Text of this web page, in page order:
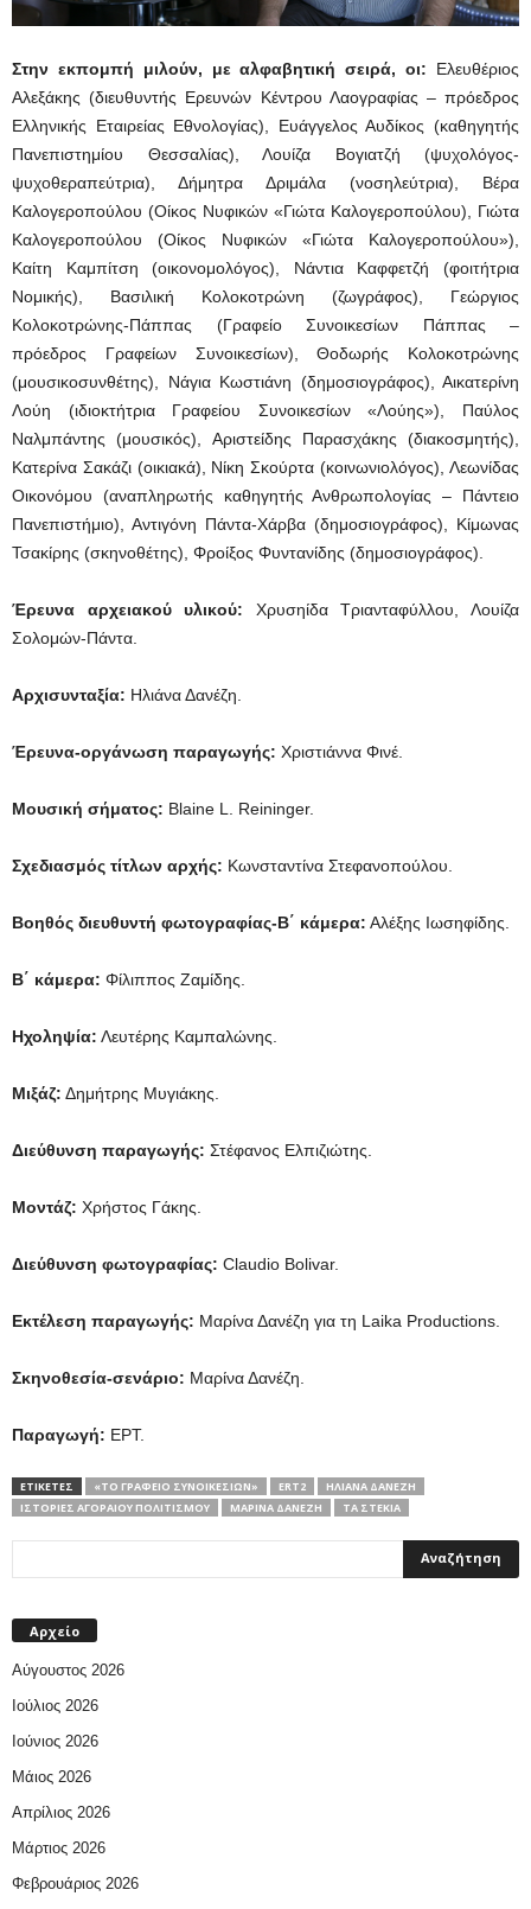
Στην εκπομπή μιλούν, με αλφαβητική σειρά, οι: Ελευθέριος
Αλεξάκης (διευθυντής Ερευνών Κέντρου Λαογραφίας – πρόεδρος
Ελληνικής Εταιρείας Εθνολογίας), Ευάγγελος Αυδίκος (καθηγητής
Πανεπιστημίου Θεσσαλίας), Λουίζα Βογιατζή (ψυχολόγος-
ψυχοθεραπεύτρια), Δήμητρα Δριμάλα (νοσηλεύτρια), Βέρα
Καλογεροπούλου (Οίκος Νυφικών «Γιώτα Καλογεροπούλου), Γιώτα
Καλογεροπούλου (Οίκος Νυφικών «Γιώτα Καλογεροπούλου»),
Καίτη Καμπίτση (οικονομολόγος), Νάντια Καφφετζή (φοιτήτρια
Νομικής), Βασιλική Κολοκοτρώνη (ζωγράφος), Γεώργιος
Κολοκοτρώνης-Πάππας (Γραφείο Συνοικεσίων Πάππας –
πρόεδρος Γραφείων Συνοικεσίων), Θοδωρής Κολοκοτρώνης
(μουσικοσυνθέτης), Νάγια Κωστιάνη (δημοσιογράφος), Αικατερίνη
Λούη (ιδιοκτήτρια Γραφείου Συνοικεσίων «Λούης»), Παύλος
Ναλμπάντης (μουσικός), Αριστείδης Παρασχάκης (διακοσμητής),
Κατερίνα Σακάζι (οικιακά), Νίκη Σκούρτα (κοινωνιολόγος), Λεωνίδας
Οικονόμου (αναπληρωτής καθηγητής Ανθρωπολογίας – Πάντειο
Πανεπιστήμιο), Αντιγόνη Πάντα-Χάρβα (δημοσιογράφος), Κίμωνας
Τσακίρης (σκηνοθέτης), Φροίξος Φυντανίδης (δημοσιογράφος).
Έρευνα αρχειακού υλικού: Χρυσηίδα Τριανταφύλλου, Λουίζα
Σολομών-Πάντα.
Αρχισυνταξία: Ηλιάνα Δανέζη.
Έρευνα-οργάνωση παραγωγής: Χριστιάννα Φινέ.
Μουσική σήματος: Blaine L. Reininger.
Σχεδιασμός τίτλων αρχής: Κωνσταντίνα Στεφανοπούλου.
Βοηθός διευθυντή φωτογραφίας-Β΄ κάμερα: Αλέξης Ιωσηφίδης.
Β΄ κάμερα: Φίλιππος Ζαμίδης.
Ηχοληψία: Λευτέρης Καμπαλώνης.
Μιξάζ: Δημήτρης Μυγιάκης.
Διεύθυνση παραγωγής: Στέφανος Ελπιζιώτης.
Μοντάζ: Χρήστος Γάκης.
Διεύθυνση φωτογραφίας: Claudio Bolivar.
Εκτέλεση παραγωγής: Μαρίνα Δανέζη για τη Laika Productions.
Σκηνοθεσία-σενάριο: Μαρίνα Δανέζη.
Παραγωγή: ΕΡΤ.
ΕΤΙΚΕΤΕΣ «ΤΟ ΓΡΑΦΕΊΟ ΣΥΝΟΙΚΕΣΊΩΝ» ERT2
ΗΛΙΆΝΑ ΔΑΝΈΖΗ
ΙΣΤΟΡΊΕΣ ΑΓΟΡΑΊΟΥ ΠΟΛΙΤΙΣΜΟΎ
ΜΑΡΊΝΑ ΔΑΝΈΖΗ ΤΑ ΣΤΕΚΙΑ
Αρχείο
Αύγουστος 2026
Ιούλιος 2026
Ιούνιος 2026
Μάιος 2026
Απρίλιος 2026
Μάρτιος 2026
Φεβρουάριος 2026